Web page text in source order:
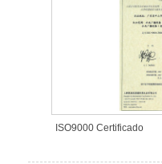
ISO9000 Certificado